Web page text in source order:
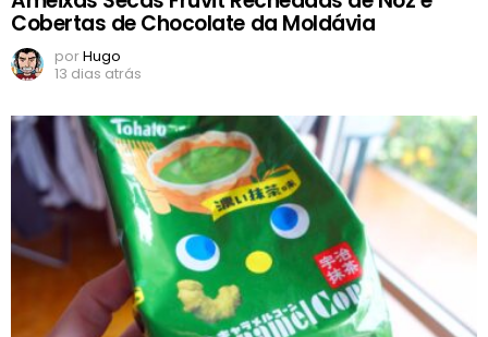
Cobertas de Chocolate da Moldávia
porHugo
13 dias atrás